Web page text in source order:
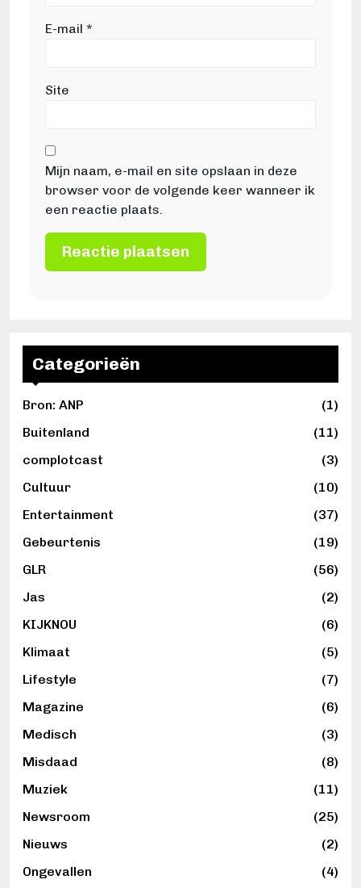
Categorieën
Bron: ANP
(1)
Buitenland
(11)
complotcast
(3)
Cultuur
(10)
Entertainment
(37)
Gebeurtenis
(19)
GLR
(56)
Jas
(2)
KIJKNOU
(6)
Klimaat
(5)
Lifestyle
(7)
Magazine
(6)
Medisch
(3)
Misdaad
(8)
Muziek
(11)
Newsroom
(25)
Nieuws
(2)
Ongevallen
(4)
E-mail *
Site
Mijn naam, e-mail en site opslaan in deze
browser voor de volgende keer wanneer ik
een reactie plaats.